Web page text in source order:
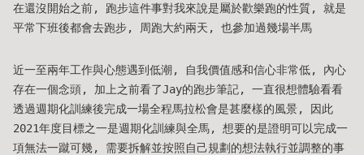
在還沒開始之前, 跑步這件事對我來說是屬於歡樂跑的性質, 就是
平常下班後都會去跑步, 周跑大約兩天, 也參加過幾場半馬
近一至兩年工作與心態遇到低潮, 自我價值感和信心非常低, 內心
存在一個念頭, 加上之前看了Jay的跑步筆記, 一直很想體驗看看
透過週期化訓練後完成一場全程馬拉松會是甚麼樣的風景, 因此
2021年度目標之一是週期化訓練與全馬, 想要的是證明可以完成一
項無法一蹴可幾, 需要拆解並按照自己規劃的想法執行並調整的事